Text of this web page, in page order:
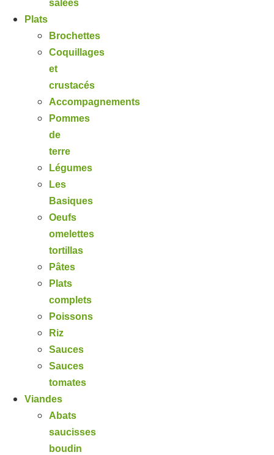
salées
Plats
Brochettes
Coquillages
et
crustacés
Accompagnements
Pommes
de
terre
Légumes
Les
Basiques
Oeufs
omelettes
tortillas
Pâtes
Plats
complets
Poissons
Riz
Sauces
Sauces
tomates
Viandes
Abats
saucisses
boudin